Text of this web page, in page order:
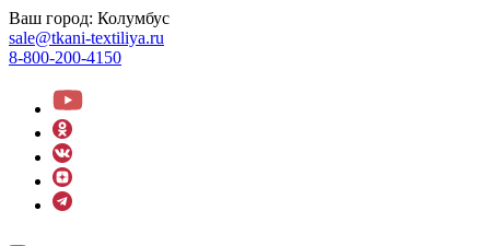
Ваш город: Колумбус
sale@tkani-textiliya.ru
8-800-200-4150